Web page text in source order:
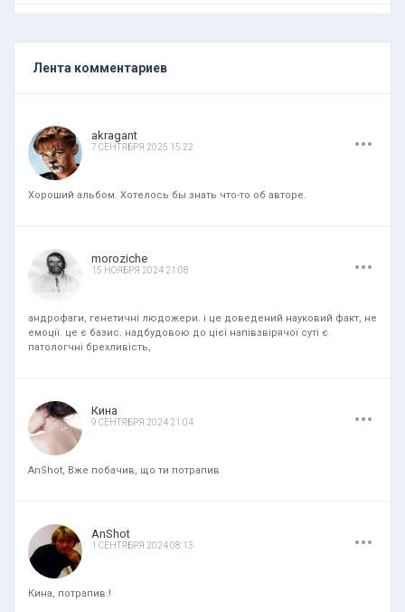
Лента комментариев
akragant
7 СЕНТЯБРЯ 2025 15:22 ...
Хороший альбом. Хотелось бы знать что-то об авторе.
moroziche
15 НОЯБРЯ 2024 21:08 ...
андрофаги, генетичні людожери. і це доведений науковий факт, не
емоції. це є базис. надбудовою до цієї напівзвірячої суті є
патологчні брехливість,
Кина
9 СЕНТЯБРЯ 2024 21:04 ...
AnShot, Вже побачив, що ти потрапив
AnShot
1 СЕНТЯБРЯ 2024 08:13 ...
Кина, потрапив.!